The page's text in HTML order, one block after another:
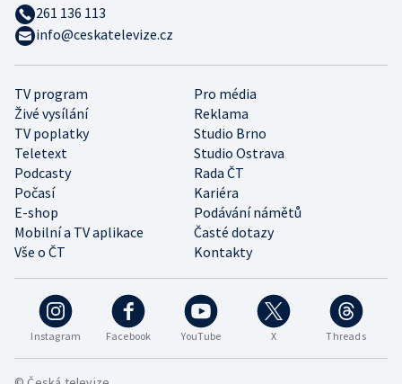
Instagram Facebook YouTube X Threads
TV program
Pro média
Živé vysílání
Reklama
TV poplatky
Studio Brno
Teletext
Studio Ostrava
Podcasty
Rada ČT
Počasí
Kariéra
E-shop
Podávání námětů
Mobilní a TV aplikace
Časté dotazy
Vše o ČT
Kontakty
261 136 113
info@ceskatelevize.cz